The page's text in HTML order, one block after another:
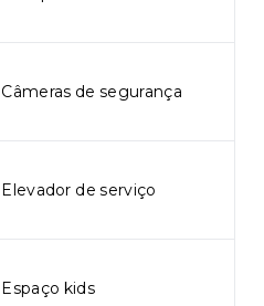
Câmeras de segurança
Elevador de serviço
Espaço kids